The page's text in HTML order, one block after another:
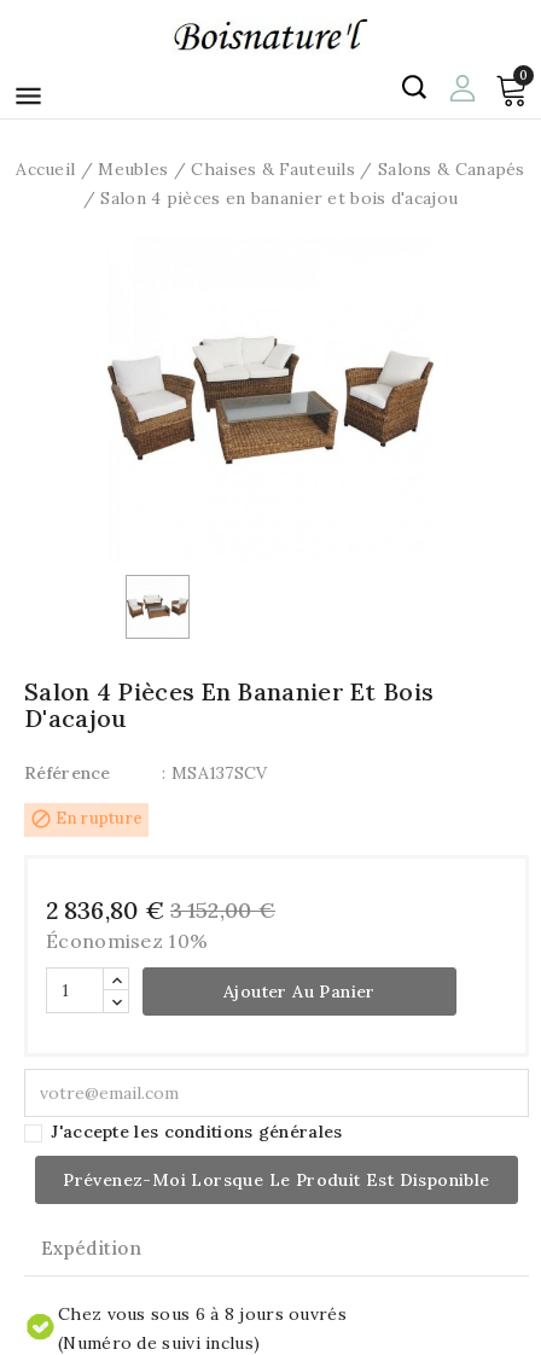

0
Accueil Meubles Chaises & Fauteuils
Salons & Canapés
Salon 4 pièces en bananier et bois d'acajou
Salon 4 Pièces En Bananier Et Bois
D'acajou
Référence : MSA137SCV
block En rupture
2 836,80 € 3 152,00 €
Économisez 10%
Ajouter Au Panier
J'accepte les conditions générales
Prévenez-Moi Lorsque Le Produit Est Disponible
Expédition
Chez vous sous 6 à 8 jours ouvrés
(Numéro de suivi inclus)